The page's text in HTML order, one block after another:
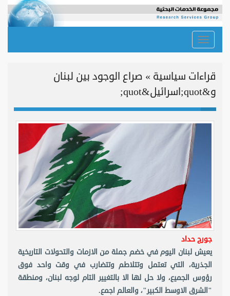
Toggle
navigation
قراءات سياسية » صراع الوجود بين لبنان
و&quot;اسرائيل&quot;
جورج حداد
يعيش لبنان اليوم في خضم جملة من الازمات والتحولات التاريخية
الجذرية، التي تعتمل وتتلاطم وتتضارب في وقت واحد فوق
رؤوس الجميع، ولا حل لها الا بالتغيير التام لوجه لبنان، ومنطقة
"الشرق الاوسط الكبير"، والعالم اجمع.